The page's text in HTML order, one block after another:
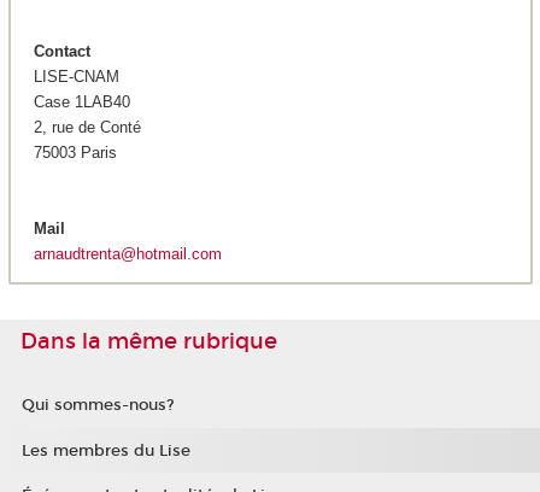
Contact
LISE-CNAM
Case 1LAB40
2, rue de Conté
75003 Paris
Mail
arnaudtrenta@hotmail.com
Dans la même rubrique
Qui sommes-nous?
Les membres du Lise